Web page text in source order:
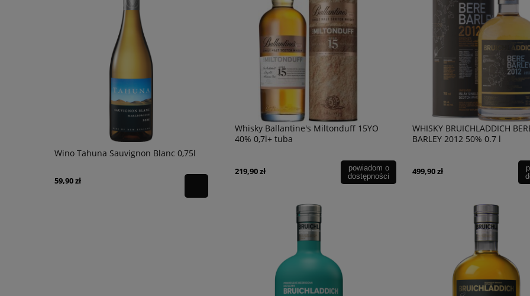
Wino Tahuna Sauvignon Blanc 0,75l
59,90 zł 54,90 zł
Whisky Ballantine's Miltonduff 15YO
40% 0,7l+ tuba
219,90 zł
powiadom o
dostępności
WHISKY BRUICHLADDICH
BARLEY 2012 50% 0.7 l
499,90 zł